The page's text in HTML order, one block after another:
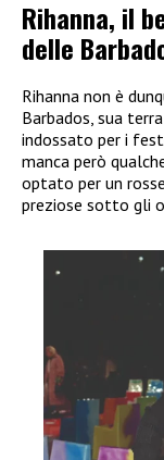
Rihanna, il
delle
Rihanna non è
Barbados, sua
indossato per i
manca però
optato per un
preziose sotto gli